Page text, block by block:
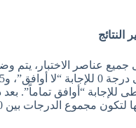
جميع عناصر الاختبار، يتم
إلى حدّ ما”، و1 تُعطى للإجابة “أوافق
مجموع الدرجات بين 0 و20.